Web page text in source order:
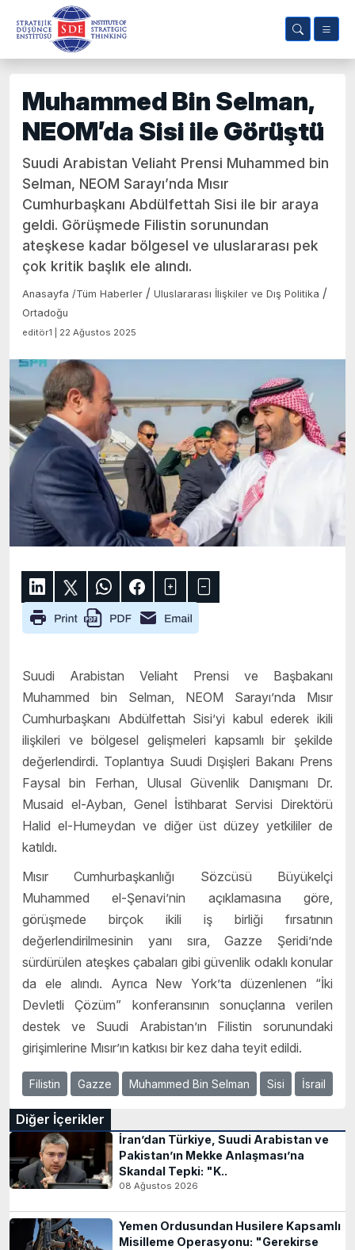
Muhammed Bin Selman,
NEOM’da Sisi ile Görüştü
Suudi Arabistan Veliaht Prensi Muhammed bin
Selman, NEOM Sarayı’nda Mısır
Cumhurbaşkanı Abdülfettah Sisi ile bir araya
geldi. Görüşmede Filistin sorunundan
ateşkese kadar bölgesel ve uluslararası pek
çok kritik başlık ele alındı.
Anasayfa /Tüm Haberler / Uluslararası İlişkiler ve Dış Politika /
Ortadoğu
editör1 | 22 Ağustos 2025
Suudi Arabistan Veliaht Prensi ve Başbakanı
Muhammed bin Selman, NEOM Sarayı’nda Mısır
Cumhurbaşkanı Abdülfettah Sisi’yi kabul ederek ikili
ilişkileri ve bölgesel gelişmeleri kapsamlı bir şekilde
değerlendirdi. Toplantıya Suudi Dışişleri Bakanı Prens
Faysal bin Ferhan, Ulusal Güvenlik Danışmanı Dr.
Musaid el-Ayban, Genel İstihbarat Servisi Direktörü
Halid el-Humeydan ve diğer üst düzey yetkililer de
katıldı.
Mısır Cumhurbaşkanlığı Sözcüsü Büyükelçi
Muhammed el-Şenavi’nin açıklamasına göre,
görüşmede birçok ikili iş birliği fırsatının
değerlendirilmesinin yanı sıra, Gazze Şeridi’nde
sürdürülen ateşkes çabaları gibi güvenlik odaklı konular
da ele alındı. Ayrıca New York’ta düzenlenen “İki
Devletli Çözüm” konferansının sonuçlarına verilen
destek ve Suudi Arabistan’ın Filistin sorunundaki
girişimlerine Mısır’ın katkısı bir kez daha teyit edildi.
Filistin Gazze Muhammed Bin Selman Sisi İsrail
Diğer İçerikler
İran’dan Türkiye, Suudi Arabistan ve
Pakistan’ın Mekke Anlaşması’na
Skandal Tepki: "K..
08 Ağustos 2026
Yemen Ordusundan Husilere Kapsamlı
Misilleme Operasyonu: "Gerekirse